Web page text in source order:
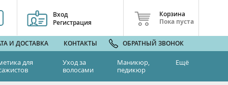
Вход
Регистрация
Корзина
Пока пуста
И ДОСТАВКА КОНТАКТЫ ОБРАТНЫЙ ЗВОНОК
для
Уход за
волосами
Маникюр,
педикюр
Ещё